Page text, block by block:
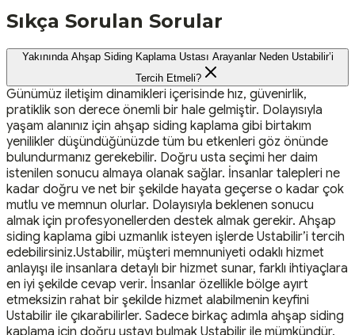
Sıkça Sorulan Sorular
Yakınında Ahşap Siding Kaplama Ustası Arayanlar Neden Ustabilir’i
Tercih Etmeli?
Günümüz iletişim dinamikleri içerisinde hız, güvenirlik,
pratiklik son derece önemli bir hale gelmiştir. Dolayısıyla
yaşam alanınız için ahşap siding kaplama gibi birtakım
yenilikler düşündüğünüzde tüm bu etkenleri göz önünde
bulundurmanız gerekebilir. Doğru usta seçimi her daim
istenilen sonucu almaya olanak sağlar. İnsanlar talepleri ne
kadar doğru ve net bir şekilde hayata geçerse o kadar çok
mutlu ve memnun olurlar. Dolayısıyla beklenen sonucu
almak için profesyonellerden destek almak gerekir. Ahşap
siding kaplama gibi uzmanlık isteyen işlerde Ustabilir’i tercih
edebilirsiniz.Ustabilir, müşteri memnuniyeti odaklı hizmet
anlayışı ile insanlara detaylı bir hizmet sunar, farklı ihtiyaçlara
en iyi şekilde cevap verir. İnsanlar özellikle bölge ayırt
etmeksizin rahat bir şekilde hizmet alabilmenin keyfini
Ustabilir ile çıkarabilirler. Sadece birkaç adımla ahşap siding